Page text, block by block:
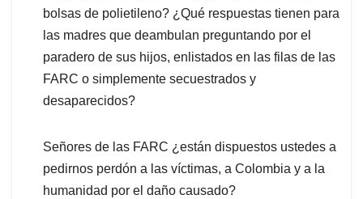
bolsas de polietileno? ¿Qué respuestas tienen para
las madres que deambulan preguntando por el
paradero de sus hijos, enlistados en las filas de las
FARC o simplemente secuestrados y
desaparecidos?
Señores de las FARC ¿están dispuestos ustedes a
pedirnos perdón a las víctimas, a Colombia y a la
humanidad por el daño causado?